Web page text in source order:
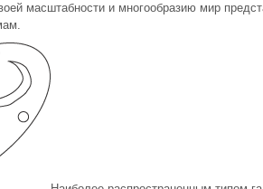
масштабности и многообразию мир